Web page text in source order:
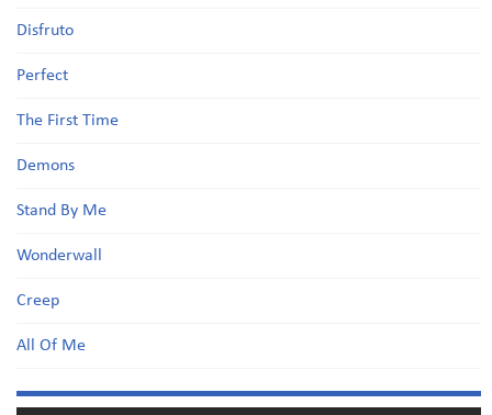
Disfruto
Perfect
The First Time
Demons
Stand By Me
Wonderwall
Creep
All Of Me